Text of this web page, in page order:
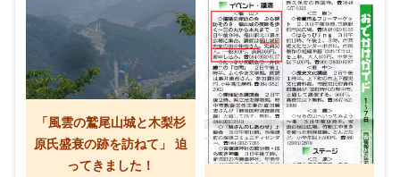
「風雲の鷲尾山城と木梨杉
原氏盛衰の跡を訪ねて」 迫
ってきました！